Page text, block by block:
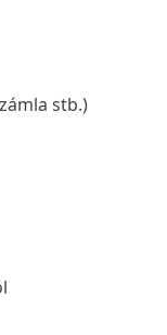
stb.)